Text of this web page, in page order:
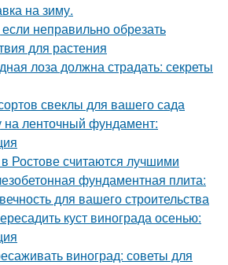
на зиму.
неправильно обрезать
для растения
лоза должна страдать: секреты
свеклы для вашего сада
на ленточный фундамент:
в Ростове считаются лучшими
фундаментная плита:
для вашего строительства
куст винограда осенью:
виноград: советы для